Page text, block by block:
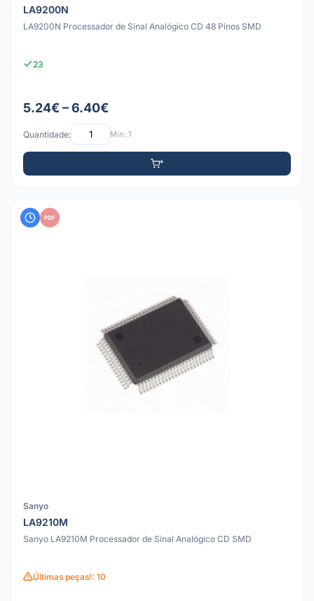
LA9200N
LA9200N Processador de Sinal Analógico CD 48 Pinos SMD
23
5.24€ – 6.40€
Quantidade: Mín: 1
PDF
Sanyo
LA9210M
Sanyo LA9210M Processador de Sinal Analógico CD SMD
Últimas peças!: 10